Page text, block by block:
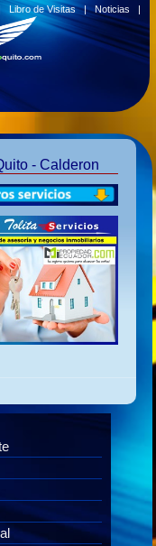
Libro de Visitas|Noticias |
- Calderon